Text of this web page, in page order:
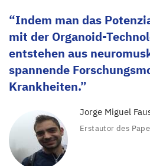
Indem man das
mit der Organoid-
entstehen aus
spannende
Krankheiten.
Jorge Miguel
Erstautor des